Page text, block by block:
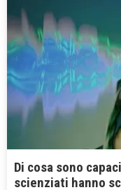
Di cosa sono
scienziati hanno